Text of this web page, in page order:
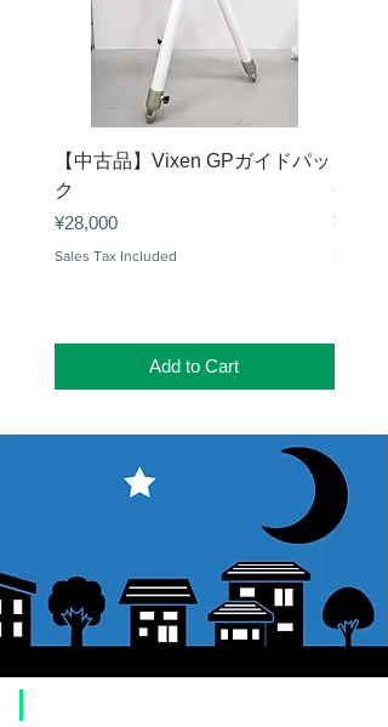
【中古品】Vixen GPガイドパッ
ク
Price
¥28,000
Sales Tax Included
Add to Cart
Price
¥50,000
Sales